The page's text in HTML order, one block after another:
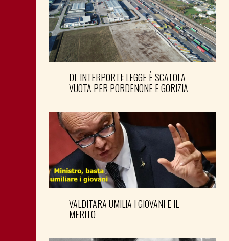
DL INTERPORTI: LEGGE È SCATOLA
VUOTA PER PORDENONE E GORIZIA
VALDITARA UMILIA I GIOVANI E IL
MERITO